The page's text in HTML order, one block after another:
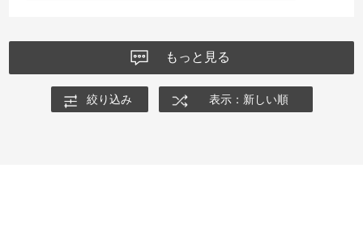
もっと見る
絞り込み 表示：新しい順